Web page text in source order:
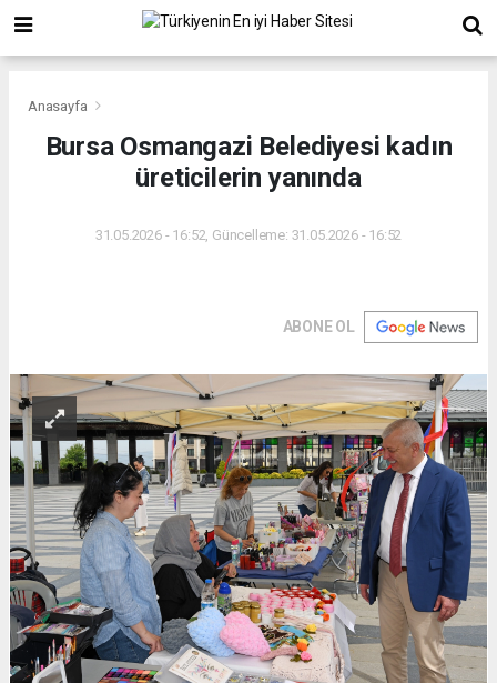
Anasayfa
Bursa Osmangazi Belediyesi kadın
üreticilerin yanında
31.05.2026 - 16:52, Güncelleme: 31.05.2026 - 16:52
ABONE OL